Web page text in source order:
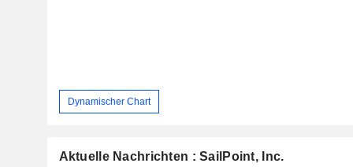
Dynamischer Chart
Aktuelle Nachrichten : SailPoint, Inc.